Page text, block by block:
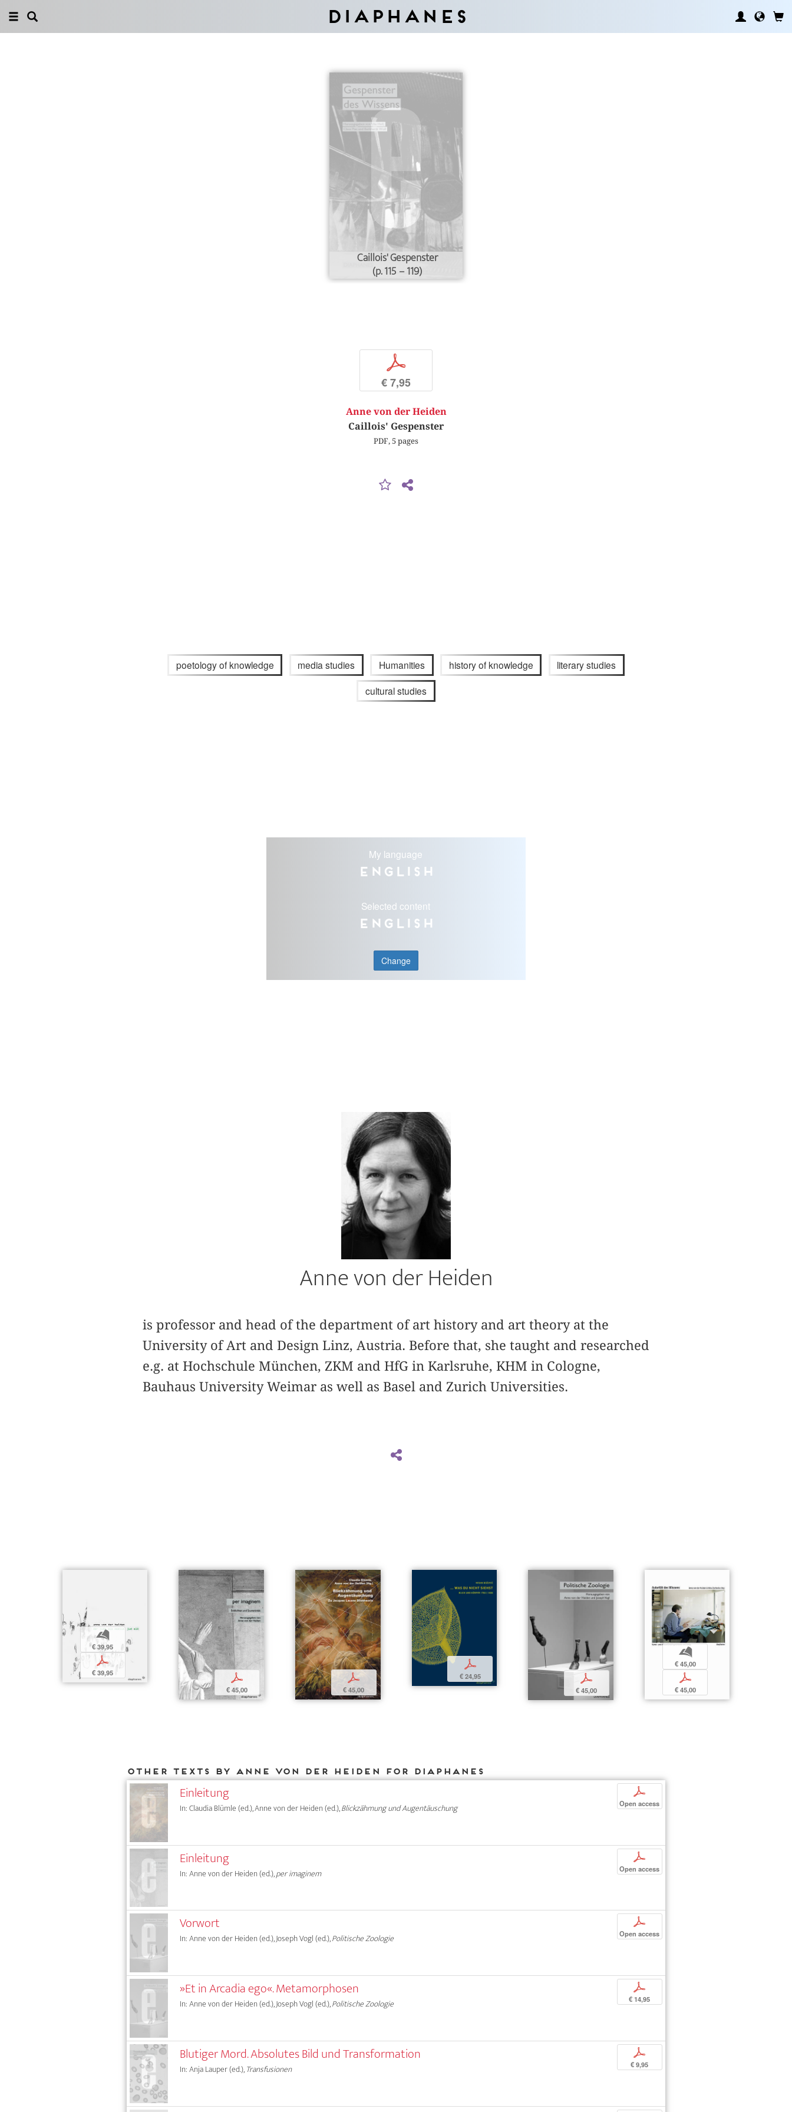
Diaphanes
Caillois' Gespenster
(p. 115 – 119)
p
€ 7,95
Anne von der Heiden
Caillois' Gespenster
PDF, 5 pages
poetology of knowledge media studies Humanities history of knowledge literary studies
cultural studies
My language
English
Selected content
English
Change
Anne von der Heiden
is professor and head of the department of art history and art theory at the
University of Art and Design Linz, Austria. Before that, she taught and researched
e.g. at Hochschule München, ZKM and HfG in Karlsruhe, KHM in Cologne,
Bauhaus University Weimar as well as Basel and Zurich Universities.
b
€ 39,95
p
€ 39,95 p
€ 45,00
p
€ 45,00
p
€ 24,95 p
€ 45,00
b
€ 45,00
p
€ 45,00
Other texts by Anne von der Heiden for DIAPHANES
Einleitung
In: Claudia Blümle (ed.), Anne von der Heiden (ed.),Blickzähmung und Augentäuschung
p
Open access
Einleitung
In: Anne von der Heiden (ed.),per imaginem
p
Open access
Vorwort
In: Anne von der Heiden (ed.), Joseph Vogl (ed.),Politische Zoologie
p
Open access
»Et in Arcadia ego«. Metamorphosen
In: Anne von der Heiden (ed.), Joseph Vogl (ed.),Politische Zoologie
p
€ 14,95
Blutiger Mord. Absolutes Bild und Transformation
In: Anja Lauper (ed.),Transfusionen
p
€ 9,95